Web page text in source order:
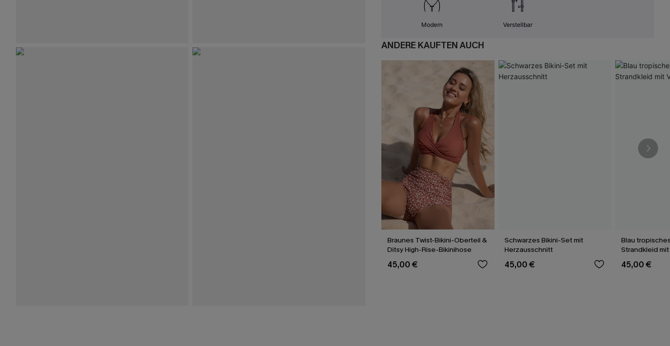
Modern Verstellbar
ANDERE KAUFTEN AUCH
Braunes Twist-Bikini-Oberteil &
Ditsy High-Rise-Bikinihose
45,00 €
Schwarzes Bikini-Set mit
Herzausschnitt
45,00 €
Blau
Strandkleid
45,00 €